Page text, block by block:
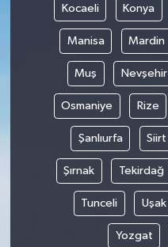
Kocaeli Konya
Manisa Mardin
Muş Nevşehir
Osmaniye Rize
Şanlıurfa Siirt
Şırnak Tekirdağ
Tunceli Uşak
Yozgat